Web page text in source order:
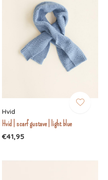
Hvid
Hvid | scarf gustave | light blue
€41,95